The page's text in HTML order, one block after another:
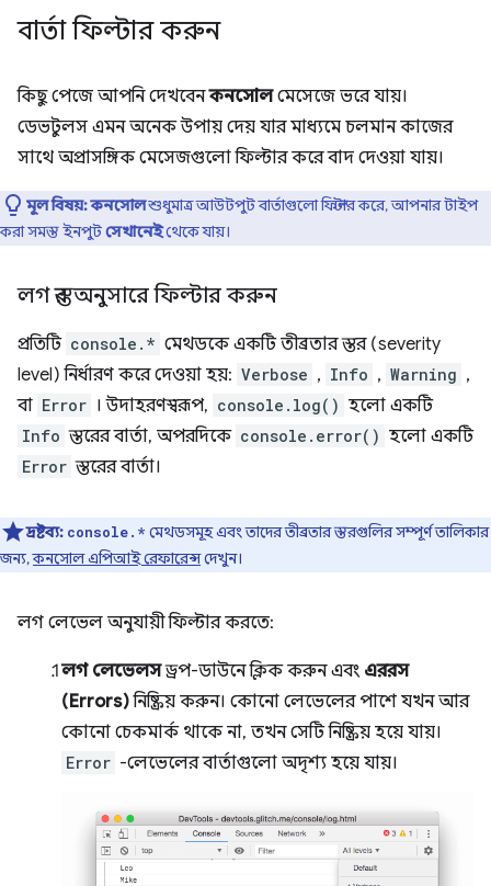
বার্তা ফিল্টার করুন
কিছু পেজে আপনি দেখবেনকনসোলমেসেজে ভরে যায়।
ডেভটুলস এমন অনেক উপায় দেয় যার মাধ্যমে চলমান কাজের
সাথে অপ্রাসঙ্গিক মেসেজগুলো ফিল্টার করে বাদ দেওয়া যায়।
মূল বিষয়:কনসোলশুধুমাত্র আউটপুট বার্তাগুলো ফিল্টার করে, আপনার টাইপ
করা সমস্ত ইনপুটসেখানেইথেকে যায়।
লগ স্তর অনুসারে ফিল্টার করুন
প্রতিটি console.* মেথডকে একটি তীব্রতার স্তর (severity
level) নির্ধারণ করে দেওয়া হয়: Verbose , Info , Warning ,
বা Error । উদাহরণস্বরূপ, console.log() হলো একটি
Info স্তরের বার্তা, অপরদিকে console.error() হলো একটি
Error স্তরের বার্তা।
দ্রষ্টব্য: console.* মেথডসমূহ এবং তাদের তীব্রতার স্তরগুলির সম্পূর্ণ তালিকার
জন্য,কনসোল এপিআই রেফারেন্সদেখুন।
লগ লেভেল অনুযায়ী ফিল্টার করতে:
লগ লেভেলসড্রপ-ডাউনে ক্লিক করুন এবং এররস
(Errors)নিষ্ক্রিয় করুন। কোনো লেভেলের পাশে যখন আর
কোনো চেকমার্ক থাকে না, তখন সেটি নিষ্ক্রিয় হয়ে যায়।
Error -লেভেলের বার্তাগুলো অদৃশ্য হয়ে যায়।